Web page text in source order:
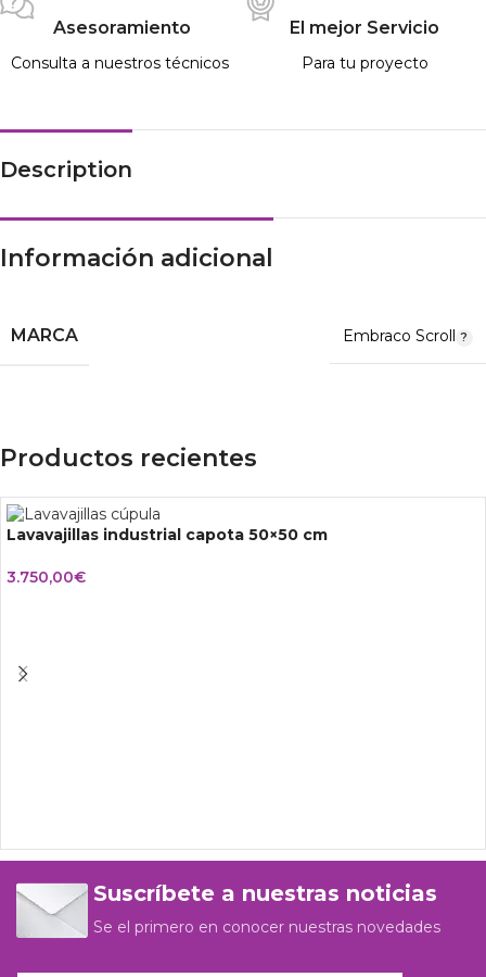
Asesoramiento
Consulta a nuestros técnicos
El mejor Servicio
Para tu proyecto
Description
Información adicional
MARCA Embraco Scroll
Productos recientes
Lavavajillas industrial capota 50×50 cm
3.750,00€
Suscríbete a nuestras noticias
Se el primero en conocer nuestras novedades